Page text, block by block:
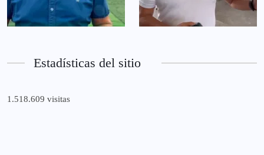
Estadísticas del sitio
1.518.609 visitas